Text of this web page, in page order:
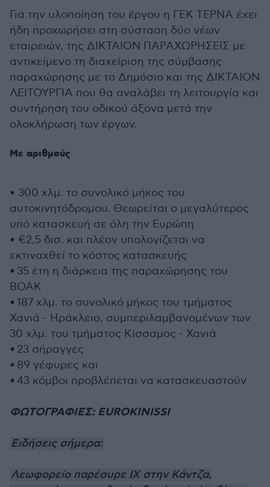
Για την υλοποίηση του έργου η ΓΕΚ ΤΕΡΝΑ έχει
ήδη προχωρήσει στη σύσταση δύο νέων
εταιρειών, της ΔΙΚΤΑΙΟΝ ΠΑΡΑΧΩΡΗΣΕΙΣ με
αντικείμενο τη διαχείριση της σύμβασης
παραχώρησης με το Δημόσιο και της ΔΙΚΤΑΙΟΝ
ΛΕΙΤΟΥΡΓΙΑ που θα αναλάβει τη λειτουργία και
συντήρηση του οδικού άξονα μετά την
ολοκλήρωση των έργων.
Με αριθμούς
• 300 χλμ. το συνολικό μήκος του
αυτοκινητόδρομου. Θεωρείται ο μεγαλύτερος
υπό κατασκευή σε όλη την Ευρώπη
• €2,5 δισ. και πλέον υπολογίζεται να
εκτιναχθεί το κόστος κατασκευής
• 35 έτη η διάρκεια της παραχώρησης του
ΒΟΑΚ
• 187 χλμ. το συνολικό μήκος του τμήματος
Χανιά - Ηράκλειο, συμπεριλαμβανομένων των
30 χλμ. του τμήματος Κίσσαμος - Χανιά
• 23 σήραγγες
• 89 γέφυρες και
• 43 κόμβοι προβλέπεται να κατασκευαστούν
ΦΩΤΟΓΡΑΦΙΕΣ: EUROKINISSΙ
Ειδήσεις σήμερα:
Λεωφορείο παρέσυρε ΙΧ στην Κάντζα,